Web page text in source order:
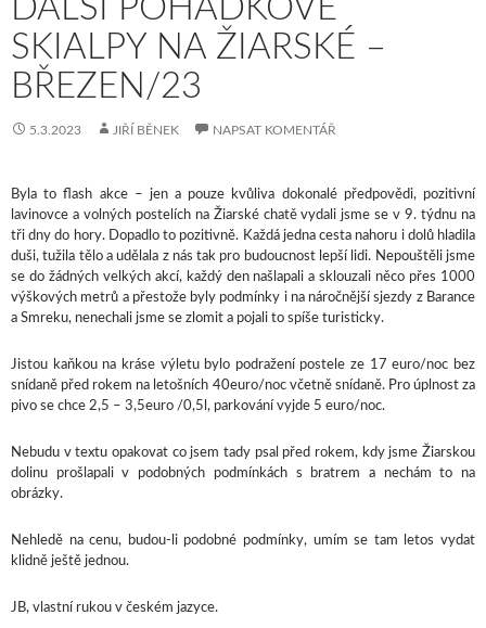
DALŠÍ POHÁDKOVÉ
SKIALPY NA ŽIARSKÉ –
BŘEZEN/23
5.3.2023 JIŘÍ BĚNEK NAPSAT KOMENTÁŘ
Byla to flash akce – jen a pouze kvůliva dokonalé předpovědi, pozitivní
lavinovce a volných postelích na Žiarské chatě vydali jsme se v 9. týdnu na
tři dny do hory. Dopadlo to pozitivně. Každá jedna cesta nahoru i dolů hladila
duši, tužila tělo a udělala z nás tak pro budoucnost lepší lidi. Nepouštěli jsme
se do žádných velkých akcí, každý den našlapali a sklouzali něco přes 1000
výškových metrů a přestože byly podmínky i na náročnější sjezdy z Barance
a Smreku, nenechali jsme se zlomit a pojali to spíše turisticky.
Jistou kaňkou na kráse výletu bylo podražení postele ze 17 euro/noc bez
snídaně před rokem na letošních 40euro/noc včetně snídaně. Pro úplnost za
pivo se chce 2,5 – 3,5euro /0,5l, parkování vyjde 5 euro/noc.
Nebudu v textu opakovat co jsem tady psal před rokem, kdy jsme Žiarskou
dolinu prošlapali v podobných podmínkách s bratrem a nechám to na
obrázky.
Nehledě na cenu, budou-li podobné podmínky, umím se tam letos vydat
klidně ještě jednou.
JB, vlastní rukou v českém jazyce.